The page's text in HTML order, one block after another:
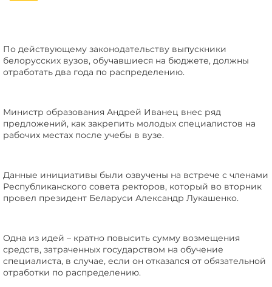
По действующему законодательству выпускники
белорусских вузов, обучавшиеся на бюджете, должны
отработать два года по распределению.
Министр образования Андрей Иванец внес ряд
предложений, как закрепить молодых специалистов на
рабочих местах после учебы в вузе.
Данные инициативы были озвучены на встрече с членами
Республиканского совета ректоров, который во вторник
провел президент Беларуси Александр Лукашенко.
Одна из идей – кратно повысить сумму возмещения
средств, затраченных государством на обучение
специалиста, в случае, если он отказался от обязательной
отработки по распределению.